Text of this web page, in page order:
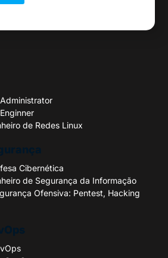
de Redes Linux
Cibernética
de Segurança da Informação
Ofensiva: Pentest, Hacking